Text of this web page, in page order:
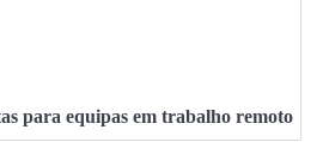
para equipas em trabalho remoto